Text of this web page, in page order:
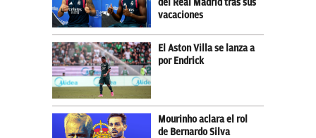
del Real Madrid tras sus
vacaciones
El Aston Villa se lanza a
por Endrick
Mourinho aclara el rol
de Bernardo Silva